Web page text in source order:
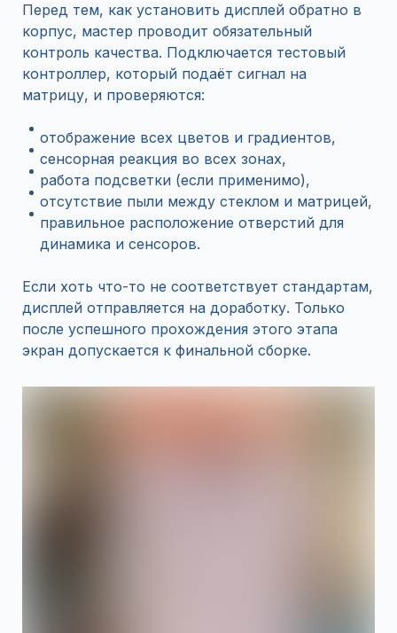
Перед тем, как установить дисплей обратно в
корпус, мастер проводит обязательный
контроль качества. Подключается тестовый
контроллер, который подаёт сигнал на
матрицу, и проверяются:
отображение всех цветов и градиентов,
сенсорная реакция во всех зонах,
работа подсветки (если применимо),
отсутствие пыли между стеклом и матрицей,
правильное расположение отверстий для
динамика и сенсоров.
Если хоть что-то не соответствует стандартам,
дисплей отправляется на доработку. Только
после успешного прохождения этого этапа
экран допускается к финальной сборке.